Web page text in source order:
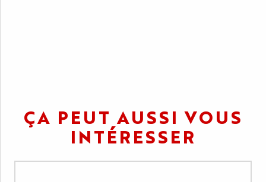
ÇA PEUT AUSSI VOUS
INTÉRESSER